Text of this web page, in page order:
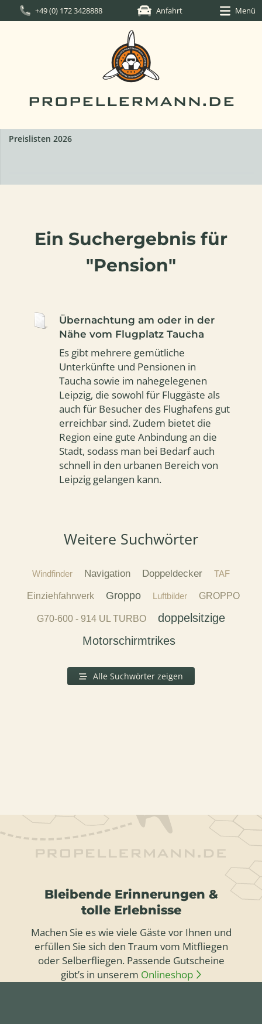
+49 (0) 172 3428888 Anfahrt Menü
PROPELLERMANN.DE
Preislisten 2026
Ein Suchergebnis für
"Pension"
Übernachtung am oder in der
Nähe vom Flugplatz Taucha
Es gibt mehrere gemütliche
Unterkünfte und Pensionen in
Taucha sowie im nahegelegenen
Leipzig, die sowohl für Fluggäste als
auch für Besucher des Flughafens gut
erreichbar sind. Zudem bietet die
Region eine gute Anbindung an die
Stadt, sodass man bei Bedarf auch
schnell in den urbanen Bereich von
Leipzig gelangen kann.
Weitere Suchwörter
Windfinder Navigation Doppeldecker TAF
Einziehfahrwerk Groppo Luftbilder GROPPO
G70-600 - 914 UL TURBO
doppelsitzige
Motorschirmtrikes
Alle Suchwörter zeigen
Bleibende Erinnerungen &
tolle Erlebnisse
Machen Sie es wie viele Gäste vor Ihnen und
erfüllen Sie sich den Traum vom Mitfliegen
oder Selberfliegen. Passende Gutscheine
gibt’s in unserem Onlineshop